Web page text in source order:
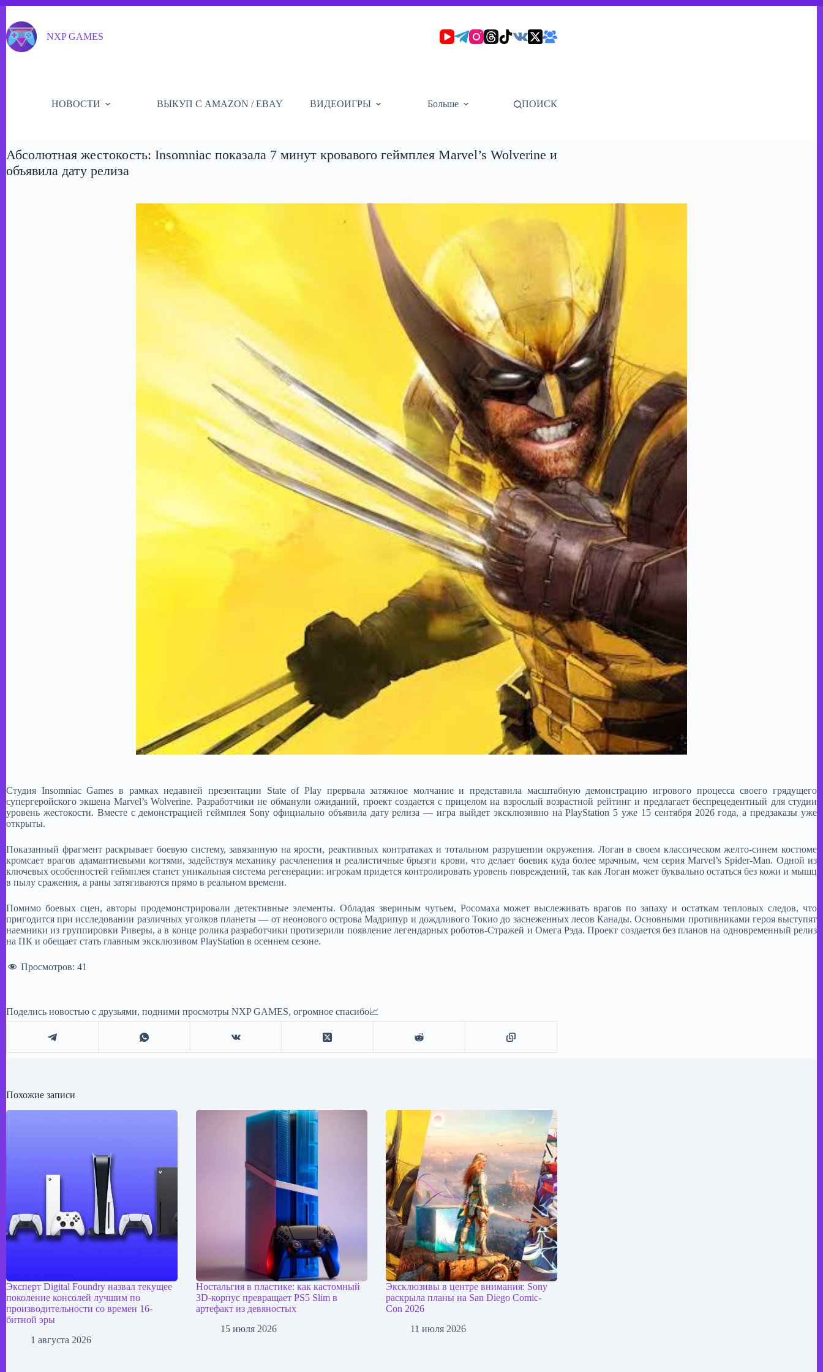
сути
NXP GAMES
НОВОСТИ ВЫКУП С AMAZON / EBAY ВИДЕОИГРЫ Больше ПОИСК
Абсолютная жестокость: Insomniac показала 7 минут кровавого геймплея Marvel’s Wolverine и
объявила дату релиза
Студия Insomniac Games в рамках недавней презентации State of Play прервала затяжное молчание и представила масштабную демонстрацию игрового процесса своего грядущего
супергеройского экшена Marvel’s Wolverine. Разработчики не обманули ожиданий, проект создается с прицелом на взрослый возрастной рейтинг и предлагает беспрецедентный для студии
уровень жестокости. Вместе с демонстрацией геймплея Sony официально объявила дату релиза — игра выйдет эксклюзивно на PlayStation 5 уже 15 сентября 2026 года, а предзаказы уже
открыты. ​
Показанный фрагмент раскрывает боевую систему, завязанную на ярости, реактивных контратаках и тотальном разрушении окружения. Логан в своем классическом желто-синем костюме
кромсает врагов адамантиевыми когтями, задействуя механику расчленения и реалистичные брызги крови, что делает боевик куда более мрачным, чем серия Marvel’s Spider-Man. Одной из
ключевых особенностей геймплея станет уникальная система регенерации: игрокам придется контролировать уровень повреждений, так как Логан может буквально остаться без кожи и мышц
в пылу сражения, а раны затягиваются прямо в реальном времени. ​
Помимо боевых сцен, авторы продемонстрировали детективные элементы. Обладая звериным чутьем, Росомаха может выслеживать врагов по запаху и остаткам тепловых следов, что
пригодится при исследовании различных уголков планеты — от неонового острова Мадрипур и дождливого Токио до заснеженных лесов Канады. Основными противниками героя выступят
наемники из группировки Риверы, а в конце ролика разработчики протизерили появление легендарных роботов-Стражей и Омега Рэда. Проект создается без планов на одновременный релиз
на ПК и обещает стать главным эксклюзивом PlayStation в осеннем сезоне.
Просмотров: 41
Поделись новостью с друзьями, подними просмотры NXP GAMES, огромное спасибо📈
Похожие записи
Эксперт Digital Foundry назвал текущее
поколение консолей лучшим по
производительности со времен 16-
битной эры
1 августа 2026
Ностальгия в пластике: как кастомный
3D-корпус превращает PS5 Slim в
артефакт из девяностых
15 июля 2026
Эксклюзивы в центре внимания: Sony
раскрыла планы на San Diego Comic-
Con 2026
11 июля 2026